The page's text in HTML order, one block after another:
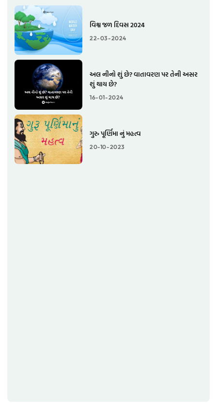
22-03-2024
વિશ્વ જળ દિવસ 2024
16-01-2024
અલ નીનો શું છે? વાતાવરણ પર તેની અસર
શું થાય છે?
20-10-2023
ગુરુ પૂર્ણિમા નું મહત્વ